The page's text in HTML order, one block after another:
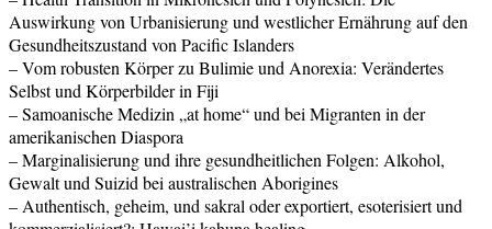
Auswirkung von Urbanisierung und westlicher Ernährung auf den
Gesundheitszustand von Pacific Islanders
– Vom robusten Körper zu Bulimie und Anorexia: Verändertes
Selbst und Körperbilder in Fiji
– Samoanische Medizin „at home“ und bei Migranten in der
amerikanischen Diaspora
– Marginalisierung und ihre gesundheitlichen Folgen: Alkohol,
Gewalt und Suizid bei australischen Aborigines
– Authentisch, geheim, und sakral oder exportiert, esoterisiert und